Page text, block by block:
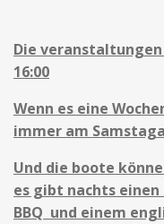
Die
16:00
Wenn es eine
immer am
Und die boote
es gibt nachts
BBQ und einem